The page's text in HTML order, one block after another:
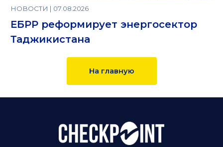
НОВОСТИ | 07.08.2026
ЕБРР реформирует энергосектор
Таджикистана
На главную